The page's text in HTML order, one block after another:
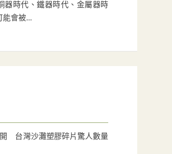
器時代、鐵器時代、金屬器時
會被...
台灣沙灘塑膠碎片驚人數量